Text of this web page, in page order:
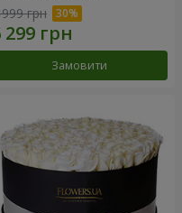
грн
Замовити